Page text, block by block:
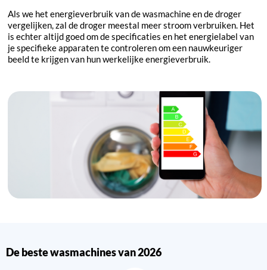
Als we het energieverbruik van de wasmachine en de droger
vergelijken, zal de droger meestal meer stroom verbruiken. Het
is echter altijd goed om de specificaties en het energielabel van
je specifieke apparaten te controleren om een nauwkeuriger
beeld te krijgen van hun werkelijke energieverbruik.
De beste wasmachines van 2026